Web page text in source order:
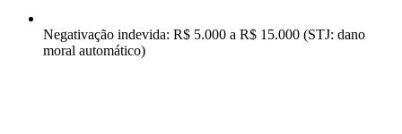
Negativação indevida: R$ 5.000 a R$ 15.000 (STJ: dano
moral automático)